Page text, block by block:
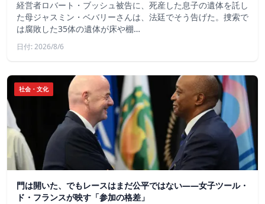
経営者ロバート・ブッシュ被告に、死産した息子の遺体を託し
た母ジャスミン・ベバリーさんは、法廷でそう告げた。捜索で
は腐敗した35体の遺体が床や棚…
日付: 2026/8/6
社会・文化
門は開いた、でもレースはまだ公平ではない――女子ツール・
ド・フランスが映す「参加の格差」